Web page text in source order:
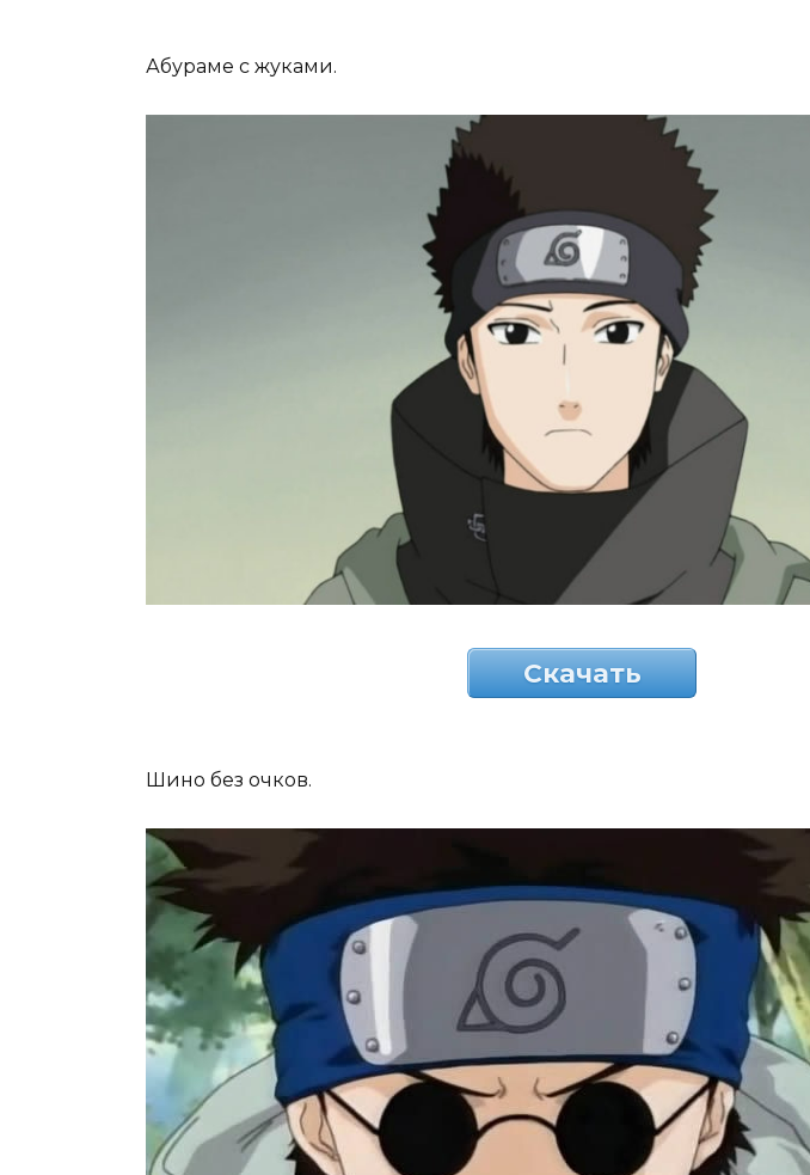
Абураме с жуками.
Скачать
Шино без очков.